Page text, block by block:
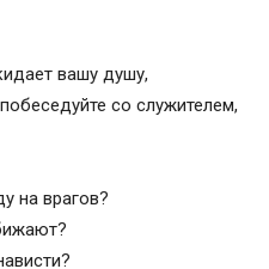
вашу душу,
со служителем,
на врагов?